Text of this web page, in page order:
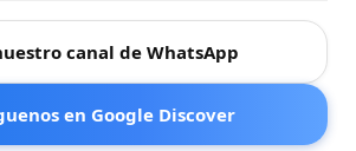
canal de WhatsApp
en Google Discover